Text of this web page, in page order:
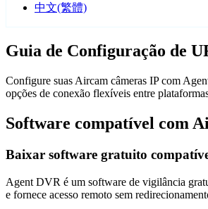
中文(繁體)
Guia de Configuração de
Configure suas Aircam câmeras IP com
opções de conexão flexíveis entre
Software compatível com
Baixar software gratuito
Agent DVR é um software de vigilância
e fornece acesso remoto sem